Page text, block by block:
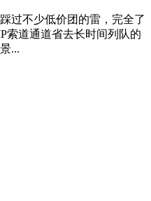
过不少低价团的雷，完全了
索道通道省去长时间列队的
...